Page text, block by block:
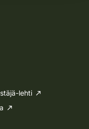
lehti